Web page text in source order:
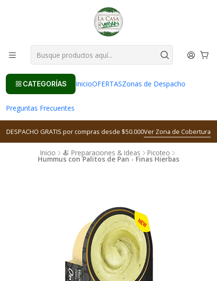
CATEGORÍAS InicioOFERTASZonas de Despacho
Preguntas Frecuentes
DESPACHO GRATIS por compras desde $50.000Ver Zona de Cobertura
Inicio 🍝 Preparaciones & Ideas Picoteo
Hummus con Palitos de Pan - Finas Hierbas